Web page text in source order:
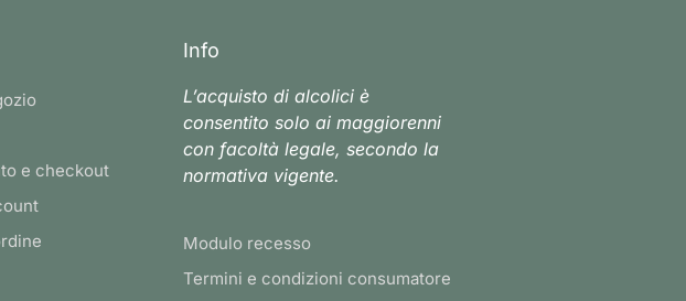
e checkout
Info
L’acquisto di alcolici è
consentito solo ai maggiorenni
con facoltà legale, secondo la
normativa vigente.
Modulo recesso
Termini e condizioni consumatore